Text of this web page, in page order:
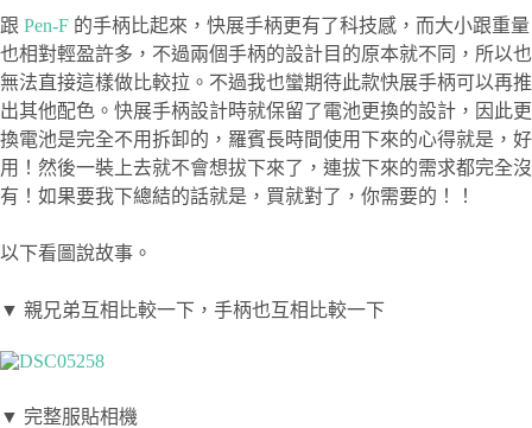
跟 Pen-F 的手柄比起來，快展手柄更有了科技感，而大小跟重量
也相對輕盈許多，不過兩個手柄的設計目的原本就不同，所以也
無法直接這樣做比較拉。不過我也蠻期待此款快展手柄可以再推
出其他配色。快展手柄設計時就保留了電池更換的設計，因此更
換電池是完全不用拆卸的，羅賓長時間使用下來的心得就是，好
用！然後一裝上去就不會想拔下來了，連拔下來的需求都完全沒
有！如果要我下總結的話就是，買就對了，你需要的！！
以下看圖說故事。
▼ 親兄弟互相比較一下，手柄也互相比較一下
▼ 完整服貼相機